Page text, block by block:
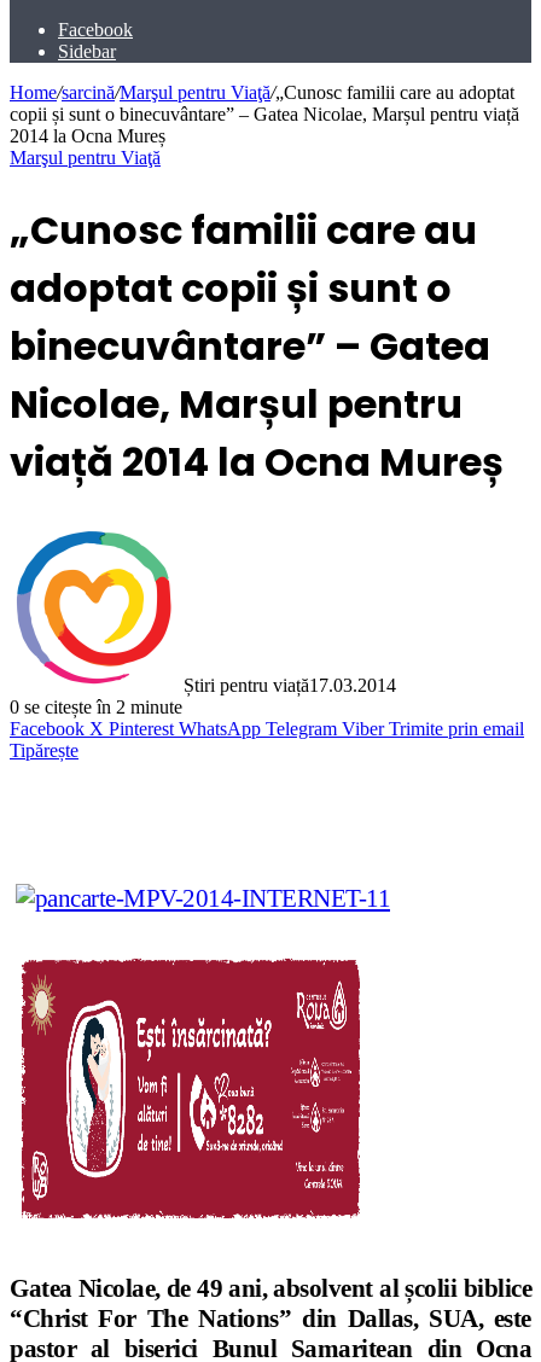
Facebook
Sidebar
Home/sarcină/Marşul pentru Viaţă/„Cunosc familii care au adoptat
copii și sunt o binecuvântare” – Gatea Nicolae, Marșul pentru viață
2014 la Ocna Mureș
Marşul pentru Viaţă
„Cunosc familii care au
adoptat copii și sunt o
binecuvântare” – Gatea
Nicolae, Marșul pentru
viață 2014 la Ocna Mureș
Știri pentru viață17.03.2014
0 se citește în 2 minute
Facebook X Pinterest WhatsApp Telegram Viber Trimite prin email
Tipărește
Gatea Nicolae, de 49 ani, absolvent alșcolii biblice
“Christ For The Nations” din Dallas, SUA, este
pastor al biserici Bunul Samaritean din Ocna